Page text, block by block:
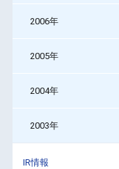
2006年
2005年
2004年
2003年
IR情報